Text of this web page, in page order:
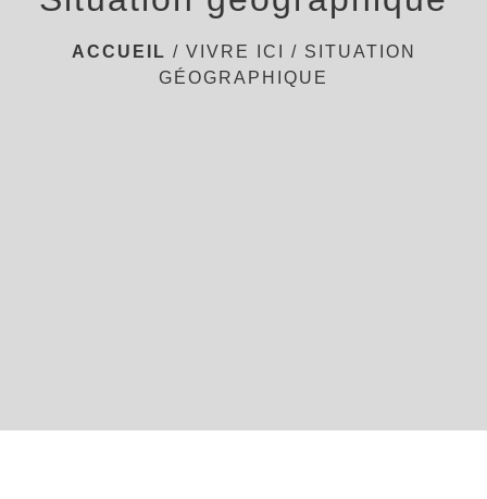
ACCUEIL / VIVRE ICI / SITUATION
GÉOGRAPHIQUE